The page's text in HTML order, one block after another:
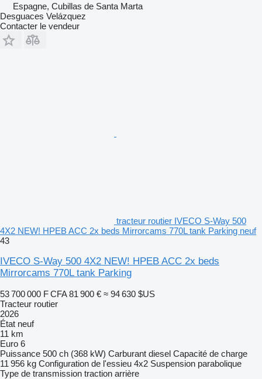
Espagne, Cubillas de Santa Marta
Desguaces Velázquez
Contacter le vendeur
tracteur routier IVECO S-Way 500
4X2 NEW! HPEB ACC 2x beds Mirrorcams 770L tank Parking neuf
43
IVECO S-Way 500 4X2 NEW! HPEB ACC 2x beds
Mirrorcams 770L tank Parking
53 700 000 F CFA 81 900 € ≈ 94 630 $US
Tracteur routier
2026
État neuf
11 km
Euro 6
Puissance 500 ch (368 kW) Carburant diesel Capacité de charge
11 956 kg Configuration de l'essieu 4x2 Suspension parabolique
Type de transmission traction arrière